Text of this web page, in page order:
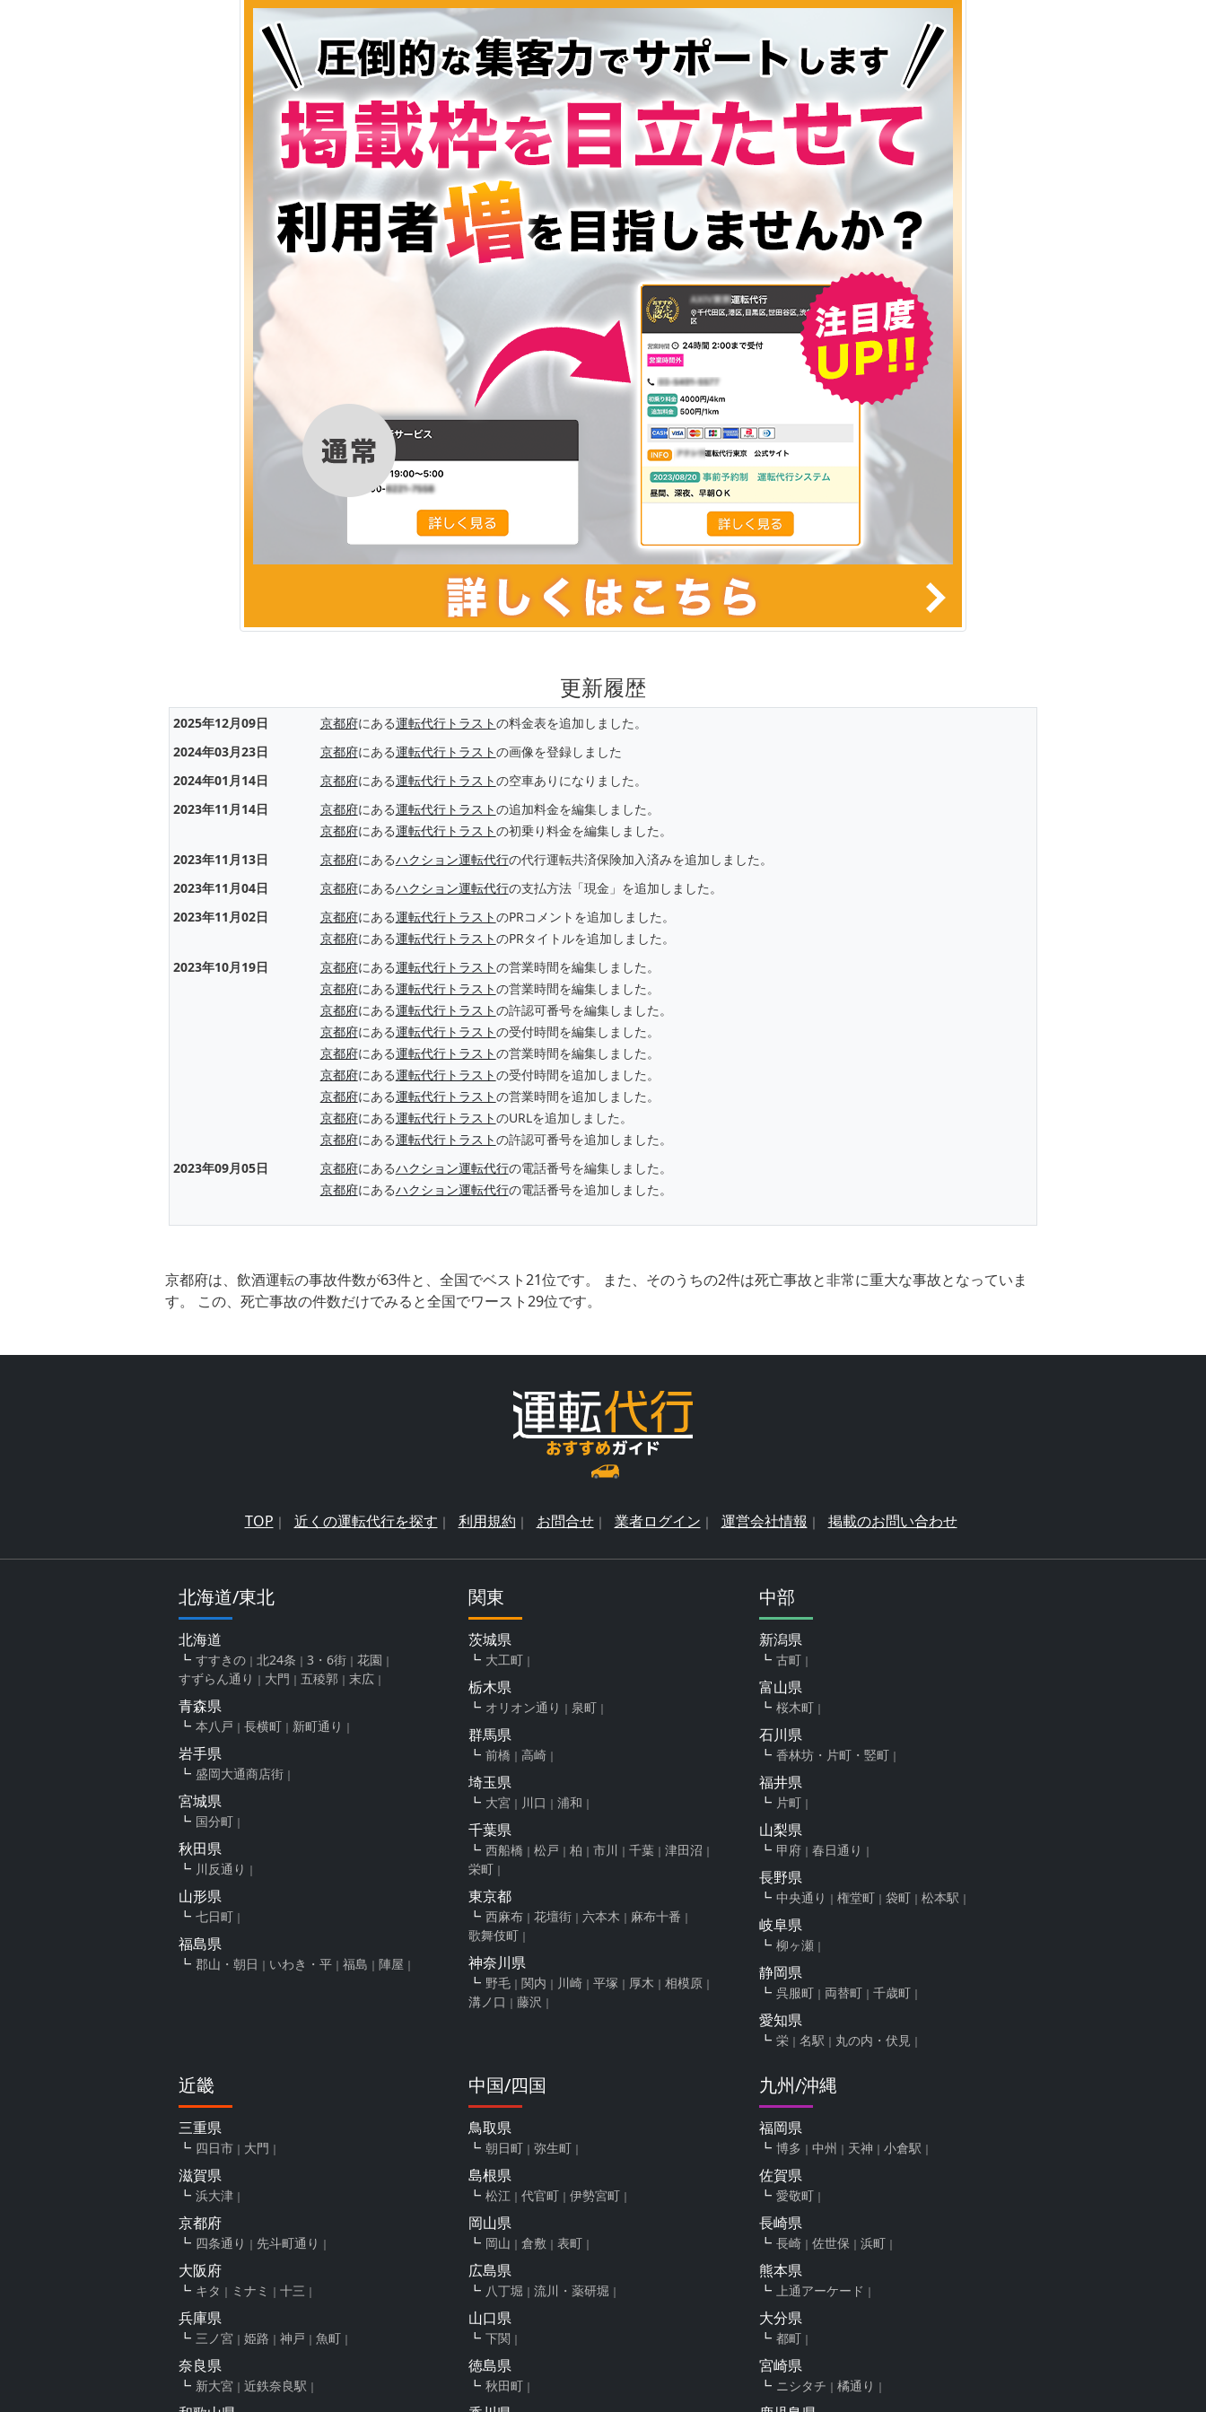
更新履歴
2025年12月09日 京都府にある運転代行トラストの料金表を追加しました。
2024年03月23日
京都府にある運転代行トラストの画像を登録しました
2024年01月14日
京都府にある運転代行トラストの空車ありになりました。
2023年11月14日
京都府にある運転代行トラストの追加料金を編集しました。
京都府にある運転代行トラストの初乗り料金を編集しました。
2023年11月13日
京都府にあるハクション運転代行の代行運転共済保険加入済みを追加しました。
2023年11月04日
京都府にあるハクション運転代行の支払方法「現金」を追加しました。
2023年11月02日
京都府にある運転代行トラストのPRコメントを追加しました。
京都府にある運転代行トラストのPRタイトルを追加しました。
2023年10月19日
京都府にある運転代行トラストの営業時間を編集しました。
京都府にある運転代行トラストの営業時間を編集しました。
京都府にある運転代行トラストの許認可番号を編集しました。
京都府にある運転代行トラストの受付時間を編集しました。
京都府にある運転代行トラストの営業時間を編集しました。
京都府にある運転代行トラストの受付時間を追加しました。
京都府にある運転代行トラストの営業時間を追加しました。
京都府にある運転代行トラストのURLを追加しました。
京都府にある運転代行トラストの許認可番号を追加しました。
2023年09月05日
京都府にあるハクション運転代行の電話番号を編集しました。
京都府にあるハクション運転代行の電話番号を追加しました。
京都府は、飲酒運転の事故件数が63件と、全国でベスト21位です。 また、そのうちの2件は死亡事故と非常に重大な事故となっていま
す。 この、死亡事故の件数だけでみると全国でワースト29位です。
TOP 近くの運転代行を探す 利用規約 お問合せ 業者ログイン 運営会社情報 掲載のお問い合わせ
北海道/東北
北海道
すすきの 北24条 3・6街
花園
すずらん通り
大門 五稜郭 末広
青森県
本八戸 長横町 新町通り
岩手県
盛岡大通商店街
宮城県
国分町
秋田県
川反通り
山形県
七日町
福島県
郡山・朝日 いわき・平 福島 陣屋
関東
茨城県
大工町
栃木県
オリオン通り 泉町
群馬県
前橋 高崎
埼玉県
大宮 川口 浦和
千葉県
西船橋 松戸 柏 市川 千葉
津田沼
栄町
東京都
西麻布 花壇街 六本木
麻布十番
歌舞伎町
神奈川県
野毛 関内 川崎 平塚 厚木
相模原
溝ノ口
藤沢
中部
新潟県
古町
富山県
桜木町
石川県
香林坊・片町・竪町
福井県
片町
山梨県
甲府 春日通り
長野県
中央通り 権堂町 袋町 松本駅
岐阜県
柳ヶ瀬
静岡県
呉服町 両替町 千歳町
愛知県
栄 名駅 丸の内・伏見
近畿
三重県
四日市 大門
滋賀県
浜大津
京都府
四条通り 先斗町通り
大阪府
キタ ミナミ 十三
兵庫県
三ノ宮 姫路 神戸 魚町
奈良県
新大宮 近鉄奈良駅
中国/四国
鳥取県
朝日町 弥生町
島根県
松江 代官町 伊勢宮町
岡山県
岡山 倉敷 表町
広島県
八丁堀 流川・薬研堀
山口県
下関
徳島県
秋田町
九州/沖縄
福岡県
博多 中州 天神 小倉駅
佐賀県
愛敬町
長崎県
長崎 佐世保 浜町
熊本県
上通アーケード
大分県
都町
宮崎県
ニシタチ 橘通り